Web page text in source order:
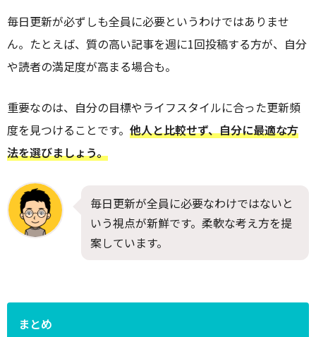
毎日更新が必ずしも全員に必要というわけではありませ
ん。たとえば、質の高い記事を週に1回投稿する方が、自分
や読者の満足度が高まる場合も。
重要なのは、自分の目標やライフスタイルに合った更新頻
度を見つけることです。 他人と比較せず、自分に最適な方
法を選びましょう。
毎日更新が全員に必要なわけではないと
いう視点が新鮮です。柔軟な考え方を提
案しています。
まとめ